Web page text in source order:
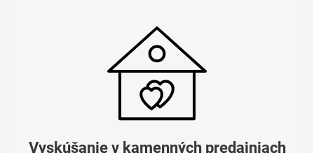
Vyskúšanie v kamenných predajniach